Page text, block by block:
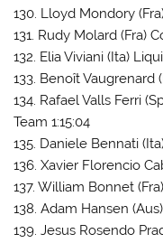
130. Lloyd Mondory
131. Rudy Molard (Fra)
132. Elia Viviani (Ita)
133. Benoît Vaugrenard
134. Rafael Valls Ferri
Team 1:15:04
135. Daniele Bennati
136. Xavier Florencio
137. William Bonnet
138. Adam Hansen
139. Jesus Rosendo